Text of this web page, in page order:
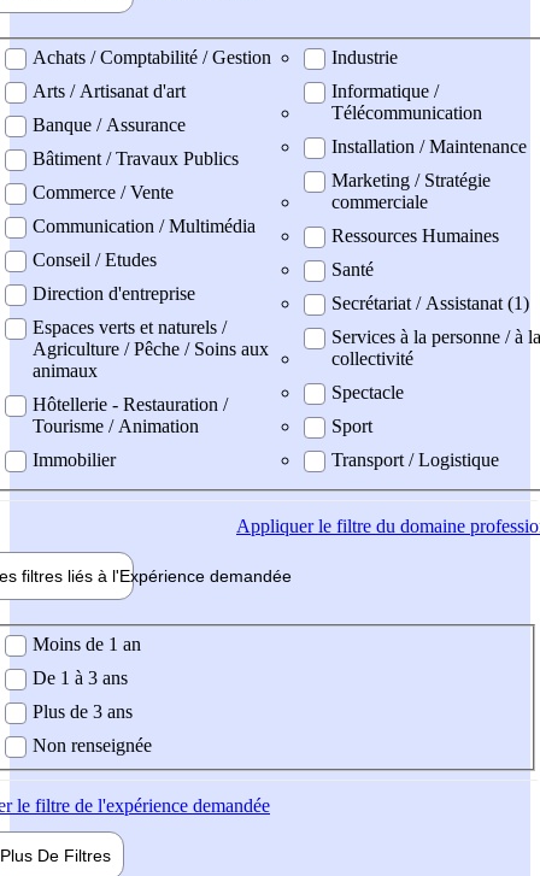
professionel
Achats / Comptabilité / Gestion
Arts / Artisanat d'art
Banque / Assurance
Bâtiment / Travaux Publics
Commerce / Vente
Communication / Multimédia
Conseil / Etudes
Direction d'entreprise
Espaces verts et naturels /
Agriculture / Pêche / Soins aux
animaux
Hôtellerie - Restauration /
Tourisme / Animation
Immobilier
Industrie
Informatique /
Télécommunication
Installation / Maintenance
Marketing / Stratégie
commerciale
Ressources Humaines
Santé
Secrétariat / Assistanat (1)
Services à la personne / à la
collectivité
Spectacle
Sport
Transport / Logistique
Appliquerle filtre du domaine
filtres liés à l'Expérience demandée
demandée
Moins de 1 an
De 1 à 3 ans
Plus de 3 ans
Non renseignée
le filtre de l'expérience demandée
Plus De Filtres